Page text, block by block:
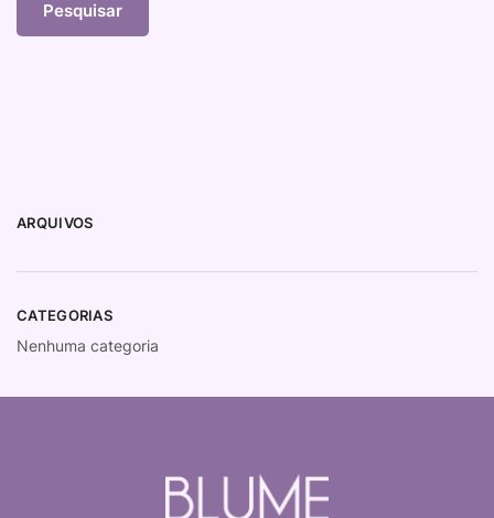
ARQUIVOS
CATEGORIAS
Nenhuma categoria